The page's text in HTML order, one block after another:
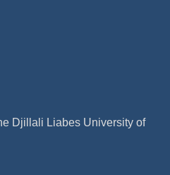
Djillali Liabes University of